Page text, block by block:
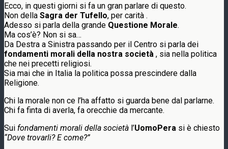
Ecco, in questi giorni si fa un gran parlare di questo.
Non della Sagra der Tufello, per carità .
Adesso si parla della grande Questione Morale.
Ma cos’è? Non si sa…
Da Destra a Sinistra passando per il Centro si parla dei
fondamenti morali della nostra società , sia nella politica
che nei precetti religiosi.
Sia mai che in Italia la politica possa prescindere dalla
Religione.
Chi la morale non ce l’ha affatto si guarda bene dal parlarne.
Chi fa finta di averla, fa orecchie da mercante.
Sui fondamenti morali della società l’UomoPera si è chiesto
“Dove trovarli? E come?”